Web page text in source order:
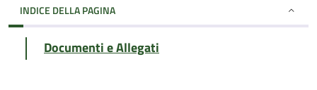
INDICE DELLA PAGINA
Documenti e Allegati